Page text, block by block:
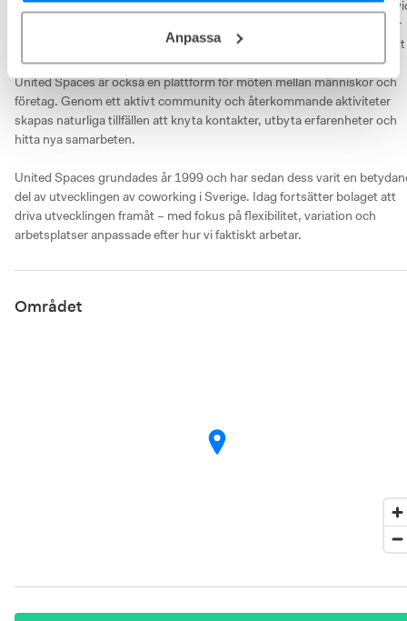
Anpassa
på utan friktion – med tillgång till allt från mötesrum och teknik till
och gemensamma ytor som gör kontoret komplett. Samtidigt varierar
uttryck, känsla och upplägg mellan olika adresser, vilket gör det möjligt
att hitta en miljö som passar just din verksamhet.
United Spaces är också en plattform för möten mellan människor och
företag. Genom ett aktivt community och återkommande aktiviteter
skapas naturliga tillfällen att knyta kontakter, utbyta erfarenheter och
hitta nya samarbeten.
United Spaces grundades år 1999 och har sedan dess varit en
del av utvecklingen av coworking i Sverige. Idag fortsätter bolaget att
driva utvecklingen framåt – med fokus på flexibilitet, variation och
arbetsplatser anpassade efter hur vi faktiskt arbetar.
Området